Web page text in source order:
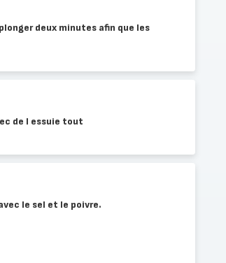
deux minutes afin que les
de l essuie tout
le sel et le poivre.